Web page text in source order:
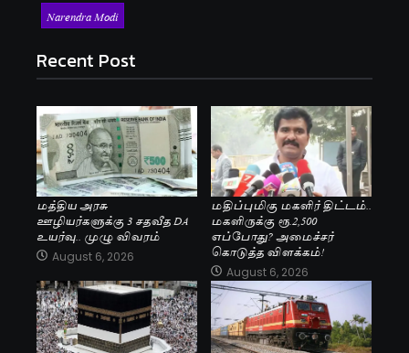
Narendra Modi
Recent Post
மத்திய அரசு
ஊழியர்களுக்கு 3 சதவீத DA
உயர்வு.. முழு விவரம்
August 6, 2026
மதிப்புமிகு மகளிர் திட்டம்..
மகளிருக்கு ரூ.2,500
எப்போது? அமைச்சர்
கொடுத்த விளக்கம்!
August 6, 2026